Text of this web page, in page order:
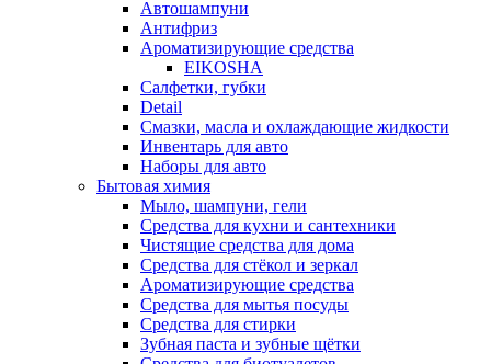
Автошампуни
Антифриз
Ароматизирующие средства
EIKOSHA
Салфетки, губки
Detail
Смазки, масла и охлаждающие жидкости
Инвентарь для авто
Наборы для авто
Бытовая химия
Мыло, шампуни, гели
Средства для кухни и сантехники
Чистящие средства для дома
Средства для стёкол и зеркал
Ароматизирующие средства
Средства для мытья посуды
Средства для стирки
Зубная паста и зубные щётки